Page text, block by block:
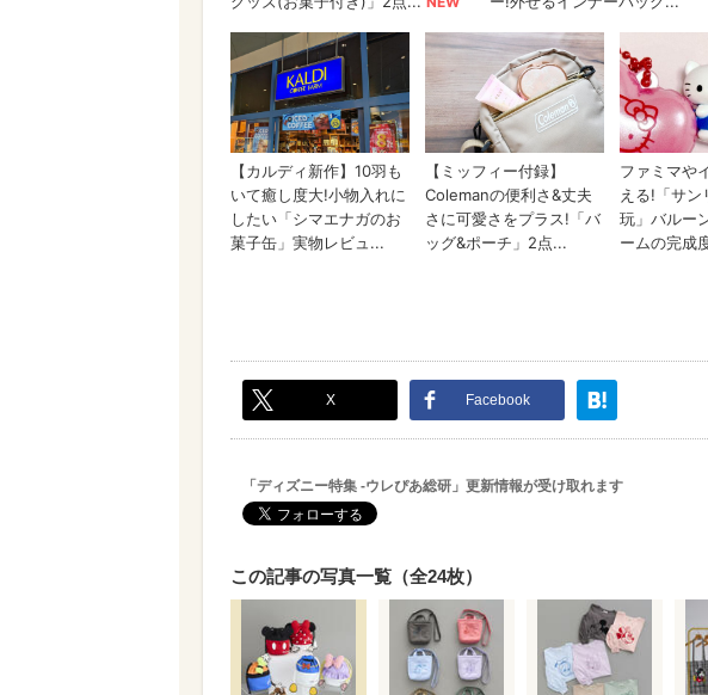
X Facebook
「ディズニー特集 -ウレぴあ総研」更新情報が受け取れます
この記事の写真一覧（全24枚）